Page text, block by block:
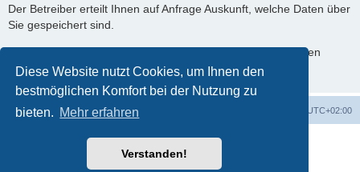
Diese Website nutzt Cookies, um Ihnen den
bestmöglichen Komfort bei der Nutzung zu
bieten. Mehr erfahren
Verstanden!
Der Betreiber erteilt Ihnen auf Anfrage Auskunft, welche Daten über
Sie gespeichert sind.
Sie können jederzeit die Löschung bzw. Sperrung Ihrer Daten
verlangen. Kontaktieren Sie hierzu bitte den Betreiber.
Startseite Foren-Übersicht UTC+02:00
Powered byphpBB® Forum Software © phpBB Limited
Deutsche Übersetzung durch
phpBB Events Calendar